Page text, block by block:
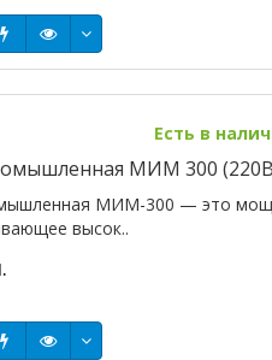
Есть в
МИМ 300
МИМ-300 — это
высок..